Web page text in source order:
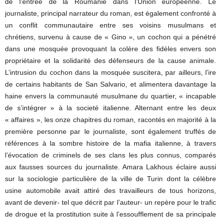
journaliste, principal narrateur du roman, est également confronté à
un conflit communautaire entre ses voisins musulmans et
chrétiens, survenu à cause de « Gino », un cochon qui a pénétré
dans une mosquée provoquant la colère des fidèles envers son
propriétaire et la solidarité des défenseurs de la cause animale.
L’intrusion du cochon dans la mosquée suscitera, par ailleurs, l’ire
de certains habitants de San Salvario, et alimentera davantage la
haine envers la communauté musulmane du quartier, « incapable
de s’intégrer » à la societé italienne. Alternant entre les deux
« affaires », les onze chapitres du roman, racontés en majorité à la
première personne par le journaliste, sont également truffés de
références à la sombre histoire de la mafia italienne, à travers
l’évocation de criminels de ses clans les plus connus, comparés
aux fausses sources du journaliste. Amara Lakhous éclaire aussi
sur la sociologie particulière de la ville de Turin dont la célèbre
usine automobile avait attiré des travailleurs de tous horizons,
avant de devenir- tel que décrit par l’auteur- un repère pour le trafic
de drogue et la prostitution suite à l’essoufflement de sa principale